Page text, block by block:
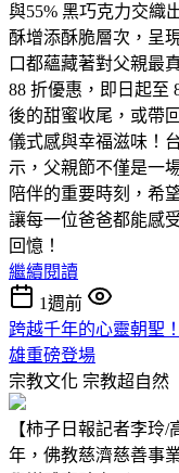
與55% 黑巧克力交織
酥增添酥脆層次，呈
口都蘊藏著對父親最
88 折優惠，即日起至
後的甜蜜收尾，或帶
儀式感與幸福滋味！
示，父親節不僅是一
陪伴的重要時刻，希
讓每一位爸爸都能感
回憶！
繼續閱讀
1週前
跨越千年的心靈朝聖
雄重磅登場
宗教文化 宗教超自然
【柿子日報記者李玲
年，佛教慈濟慈善事